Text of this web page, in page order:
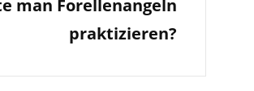
man Forellenangeln
praktizieren?